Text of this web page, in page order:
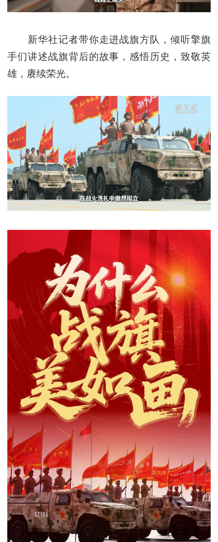
新华社记者带你走进战旗方队，倾听擎旗
手们讲述战旗背后的故事，感悟历史，致敬英
雄，赓续荣光。